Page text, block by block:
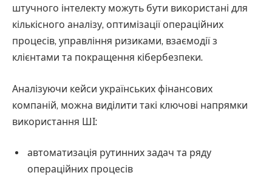
штучного інтелекту можуть бути використані для
кількісного аналізу, оптимізації операційних
процесів, управління ризиками, взаємодії з
клієнтами та покращення кібербезпеки.
Аналізуючи кейси українських фінансових
компаній, можна виділити такі ключові напрямки
використання ШІ:
автоматизація рутинних задач та ряду
операційних процесів